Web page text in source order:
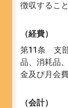
徴収するこ
（経費）
第11条 支
品、消耗品
金及び月会
（会計）